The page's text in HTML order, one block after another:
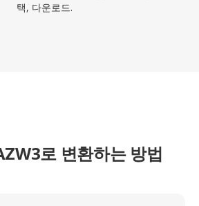
택, 다운로드.
로 변환하는 방법